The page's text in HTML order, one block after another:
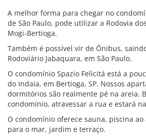
A melhor forma para chegar no
de São Paulo, pode utilizar a Rodovia
Mogi-Bertioga.
Também é possível vir de Ônibus,
Rodoviário Jabaquara, em São Paulo.
O condomínio Spazio Felicitá está a
do Indaia, em Bertioga, SP. Nossos
dormitórios são realmente pé na areia.
condomínio, atravessar a rua e estará
O condomínio oferece sauna, piscina
para o mar, jardim e terraço.